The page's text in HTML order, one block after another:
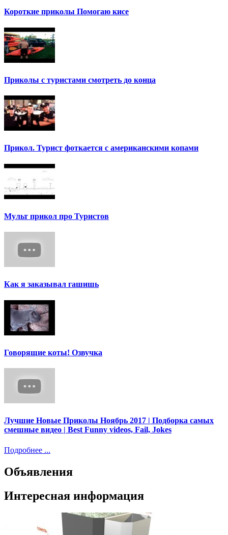
Короткие приколы Помогаю кисе
Приколы с туристами смотреть до конца
Прикол. Турист фоткается с американскими копами
Мульт прикол про Туристов
Как я заказывал гашишь
Говорящие коты! Озвучка
Лучшие Новые Приколы Ноябрь 2017 | Подборка самых
смешные видео | Best Funny videos, Fail, Jokes
Подробнее ...
Объявления
Интересная информация